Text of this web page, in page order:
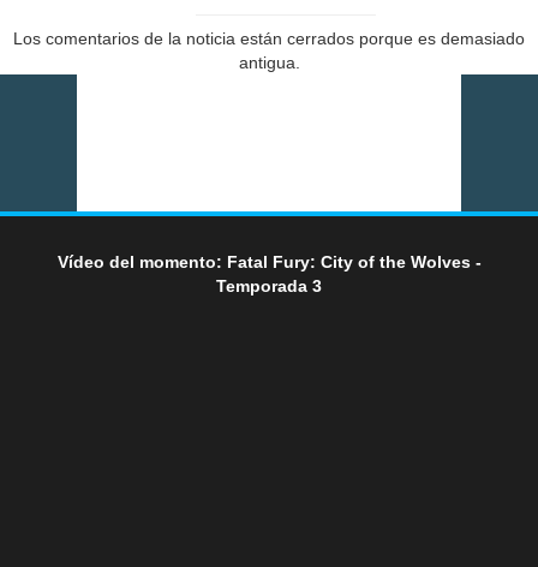
Los comentarios de la noticia están cerrados porque es demasiado
antigua.
Vídeo del momento: Fatal Fury: City of the Wolves -
Temporada 3